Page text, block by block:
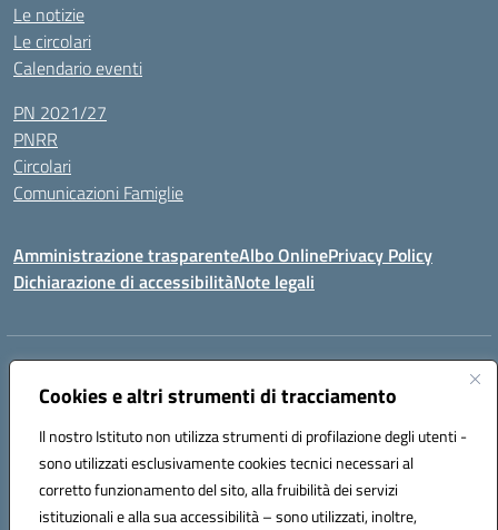
Cookies e altri strumenti di tracciamento
Il nostro Istituto non utilizza strumenti di profilazione degli utenti -
sono utilizzati esclusivamente cookies tecnici necessari al
corretto funzionamento del sito, alla fruibilità dei servizi
istituzionali e alla sua accessibilità – sono utilizzati, inoltre,
Le notizie
Le circolari
Calendario eventi
PN 2021/27
PNRR
Circolari
Comunicazioni Famiglie
Amministrazione trasparenteAlbo OnlinePrivacy Policy
Dichiarazione di accessibilitàNote legali
Indirizzo:
Centralino:(+39) 0737787634 Email:mcic80700n@istruzione.it
Codice fiscale: 92010940432
Codice meccanografico:
MCIC80700N
Codice unico di fatturazione (CUF): UF5MY2